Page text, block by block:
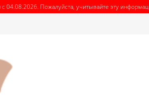
04.08.2026. Пожалуйста, учитывайте эту